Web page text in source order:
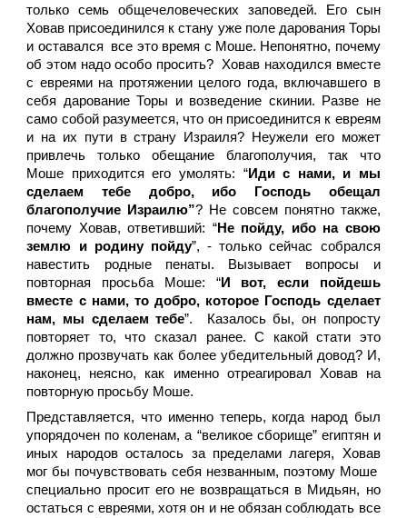
только семь общечеловеческих заповедей. Его сын
Ховав присоединился к стану уже поле дарования Торы
и оставался все это время с Моше. Непонятно, почему
об этом надо особо просить? Ховав находился вместе
с евреями на протяжении целого года, включавшего в
себя дарование Торы и возведение скинии. Разве не
само собой разумеется, что он присоединится к евреям
и на их пути в страну Израиля? Неужели его может
привлечь только обещание благополучия, так что
Моше приходится его умолять: “Иди с нами, и мы
сделаем тебе добро, ибо Господь обещал
благополучие Израилю”? Не совсем понятно также,
почему Ховав, ответивший: “Не пойду, ибо на свою
землю и родину пойду”, - только сейчас собрался
навестить родные пенаты. Вызывает вопросы и
повторная просьба Моше: “И вот, если пойдешь
вместе с нами, то добро, которое Господь сделает
нам, мы сделаем тебе”. Казалось бы, он попросту
повторяет то, что сказал ранее. С какой стати это
должно прозвучать как более убедительный довод? И,
наконец, неясно, как именно отреагировал Ховав на
повторную просьбу Моше.
Представляется, что именно теперь, когда народ был
упорядочен по коленам, а “великое сборище” египтян и
иных народов осталось за пределами лагеря, Ховав
мог бы почувствовать себя незванным, поэтому Моше
специально просит его не возвращаться в Мидьян, но
остаться с евреями, хотя он и не обязан соблюдать все